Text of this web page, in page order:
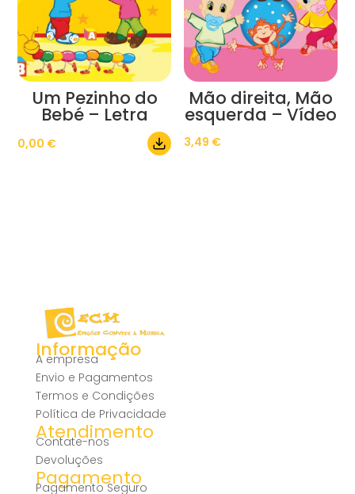
Um Pezinho do
Bebé – Letra
0,00 €
Mão direita, Mão
esquerda – Vídeo
3,49 €
Informação
A empresa
Envio e Pagamentos
Termos e Condições
Política de Privacidade
Atendimento
Contate-nos
Devoluções
Pagamento
Pagamento Seguro